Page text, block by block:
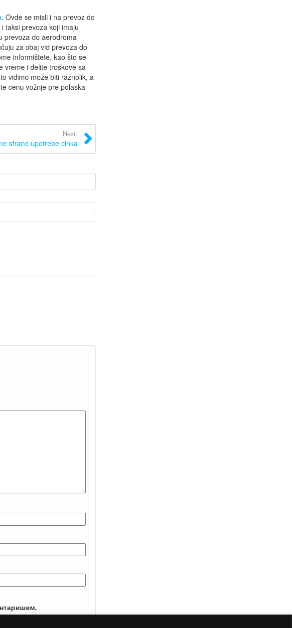
. Ovde se misli i na prevoz do
taksi prevoza koji imaju
prevoza do aerodroma
za obaj vid prevoza do
informištete, kao što se
vreme i delite troškove sa
vidimo može biti raznolik, a
cenu vožnje pre polaska
Next:
strane upotrebe cinka